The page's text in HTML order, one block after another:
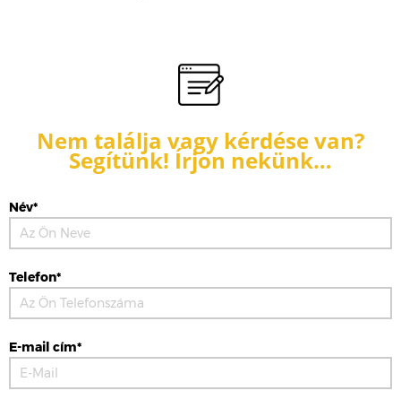
Nem találja vagy kérdése van?
Segítünk! Írjon nekünk…
Név*
Telefon*
E-mail cím*